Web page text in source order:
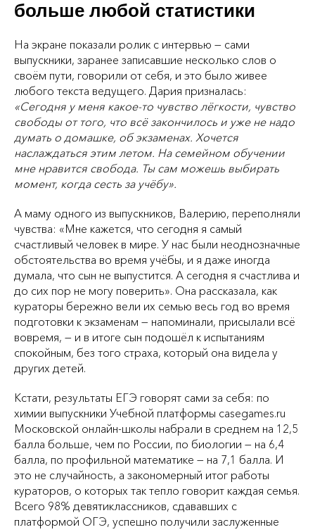
больше любой статистики
На экране показали ролик с интервью — сами
выпускники, заранее записавшие несколько слов о
своём пути, говорили от себя, и это было живее
любого текста ведущего. Дария призналась:
«Сегодня у меня какое‑то чувство лёгкости, чувство
свободы от того, что всё закончилось и уже не надо
думать о домашке, об экзаменах. Хочется
наслаждаться этим летом. На семейном обучении
мне нравится свобода. Ты сам можешь выбирать
момент, когда сесть за учёбу».
А маму одного из выпускников, Валерию, переполняли
чувства: «Мне кажется, что сегодня я самый
счастливый человек в мире. У нас были неоднозначные
обстоятельства во время учёбы, и я даже иногда
думала, что сын не выпустится. А сегодня я счастлива и
до сих пор не могу поверить». Она рассказала, как
кураторы бережно вели их семью весь год во время
подготовки к экзаменам — напоминали, присылали всё
вовремя, — и в итоге сын подошёл к испытаниям
спокойным, без того страха, который она видела у
других детей.
Кстати, результаты ЕГЭ говорят сами за себя: по
химии выпускники Учебной платформы casegames.ru
Московской онлайн-школы набрали в среднем на 12,5
балла больше, чем по России, по биологии — на 6,4
балла, по профильной математике — на 7,1 балла. И
это не случайность, а закономерный итог работы
кураторов, о которых так тепло говорит каждая семья.
Всего 98% девятиклассников, сдававших с
платформой ОГЭ, успешно получили заслуженные